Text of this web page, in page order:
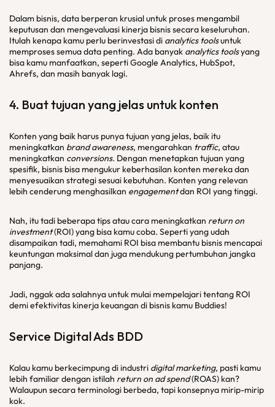
Dalam bisnis, data berperan krusial untuk proses mengambil
keputusan dan mengevaluasi kinerja bisnis secara keseluruhan.
Itulah kenapa kamu perlu berinvestasi di analytics toolsuntuk
memproses semua data penting. Ada banyak analytics toolsyang
bisa kamu manfaatkan, seperti Google Analytics, HubSpot,
Ahrefs, dan masih banyak lagi.
4. Buat tujuan yang jelas untuk konten
Konten yang baik harus punya tujuan yang jelas, baik itu
meningkatkan brand awareness, mengarahkan traffic, atau
meningkatkan conversions. Dengan menetapkan tujuan yang
spesifik, bisnis bisa mengukur keberhasilan konten mereka dan
menyesuaikan strategi sesuai kebutuhan. Konten yang relevan
lebih cenderung menghasilkan engagementdan ROI yang tinggi.
Nah, itu tadi beberapa tips atau cara meningkatkan return on
investment(ROI) yang bisa kamu coba. Seperti yang udah
disampaikan tadi, memahami ROI bisa membantu bisnis mencapai
keuntungan maksimal dan juga mendukung pertumbuhan jangka
panjang.
Jadi, nggak ada salahnya untuk mulai mempelajari tentang ROI
demi efektivitas kinerja keuangan di bisnis kamu Buddies!
Service Digital Ads BDD
Kalau kamu berkecimpung di industri digital marketing, pasti kamu
lebih familiar dengan istilah return on ad spend(ROAS) kan?
Walaupun secara terminologi berbeda, tapi konsepnya mirip-mirip
kok.